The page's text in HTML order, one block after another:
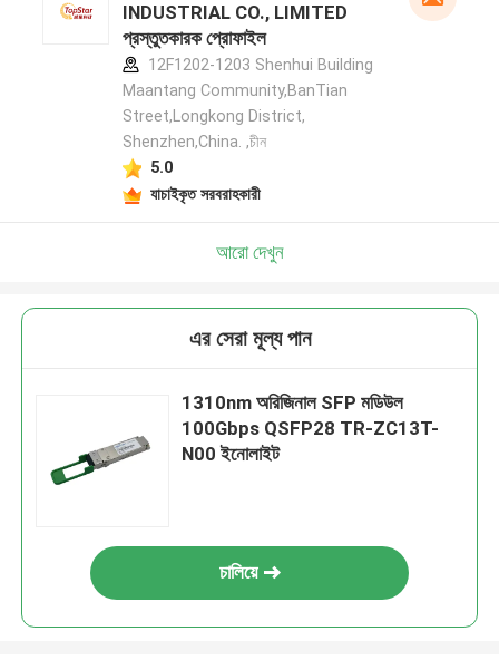
INDUSTRIAL CO., LIMITED
প্রস্তুতকারক প্রোফাইল
12F1202-1203 Shenhui Building
Maantang Community,BanTian
Street,Longkong District,
Shenzhen,China. ,চীন
5.0
যাচাইকৃত সরবরাহকারী
আরো দেখুন
এর সেরা মূল্য পান
1310nm অরিজিনাল SFP মডিউল
100Gbps QSFP28 TR-ZC13T-
N00 ইনোলাইট
চালিয়ে